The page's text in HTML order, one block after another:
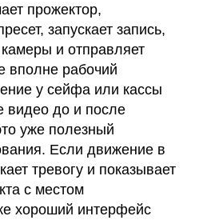
прожектор,
запускает запись,
и отправляет
вполне рабочий
у сейфа или кассы
видео до и после
уже полезный
Если движение в
тревогу и показывает
с местом
хороший интерфейс